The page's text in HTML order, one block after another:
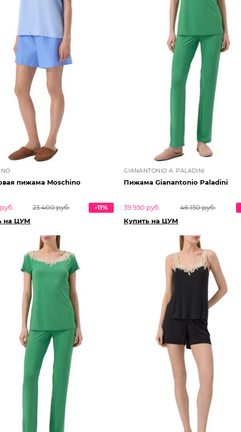
пижама Moschino
23 400 руб.
-11%
на ЦУМ
GIANANTONIO A. PALADINI
Пижама Gianantonio Paladini
39 950 руб. 46 150 руб.
Купить на ЦУМ